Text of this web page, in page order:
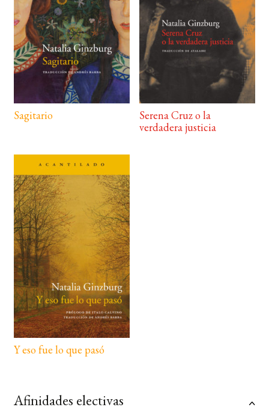
Sagitario
Serena Cruz o la
verdadera justicia
Y eso fue lo que pasó
Afinidades electivas